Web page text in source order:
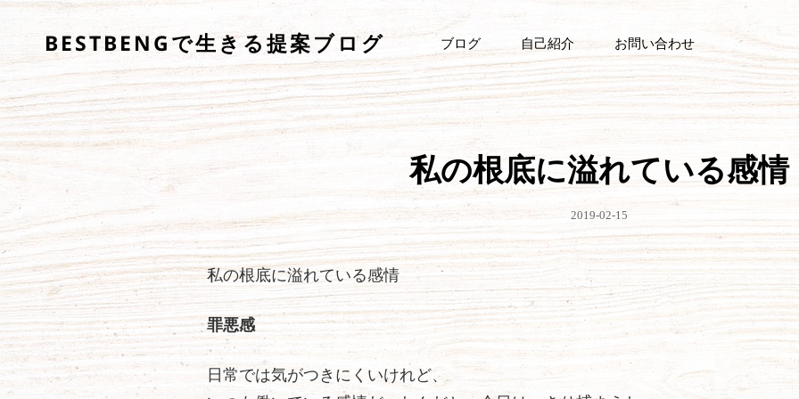
BESTBENGで生きる提案ブログ ブログ 自己紹介 お問い合わせ
私の根底に溢れている感情
公
日
2019-02-15
私の根底に溢れている感情
罪悪感
日常では気がつきにくいけれど、